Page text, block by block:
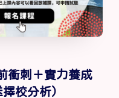
衝刺＋實力養成
校分析）